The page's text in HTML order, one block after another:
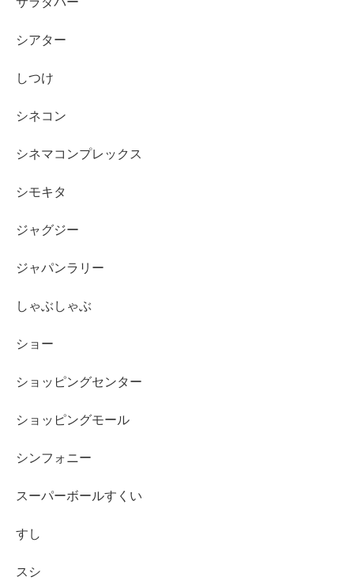
シアター
しつけ
シネコン
シネマコンプレックス
シモキタ
ジャグジー
ジャパンラリー
しゃぶしゃぶ
ショー
ショッピングセンター
ショッピングモール
シンフォニー
スーパーボールすくい
すし
スシ